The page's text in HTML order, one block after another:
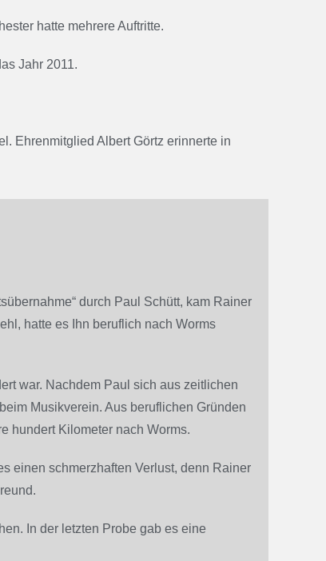
hatte mehrere Auftritte.
Jahr 2011.
Ehrenmitglied Albert Görtz erinnerte in
durch Paul Schütt, kam Rainer
hatte es Ihn beruflich nach Worms
war. Nachdem Paul sich aus zeitlichen
Musikverein. Aus beruflichen Gründen
hundert Kilometer nach Worms.
einen schmerzhaften Verlust, denn Rainer
In der letzten Probe gab es eine